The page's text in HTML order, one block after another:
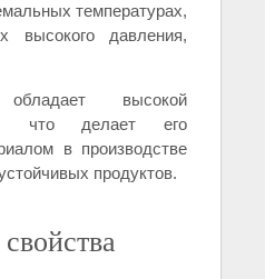
температурах,
высокого давления,
высокой
что делает его
в производстве
продуктов.